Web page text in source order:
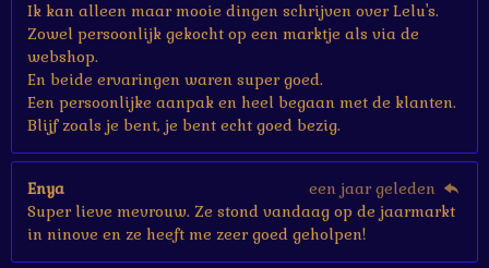
Ik kan alleen maar mooie dingen schrijven over Lelu's.
Zowel persoonlijk gekocht op een marktje als via de
webshop.
En beide ervaringen waren super goed.
Een persoonlijke aanpak en heel begaan met de klanten.
Blijf zoals je bent, je bent echt goed bezig.
Enya
een jaar geleden
Super lieve mevrouw. Ze stond vandaag op de jaarmarkt
in ninove en ze heeft me zeer goed geholpen!